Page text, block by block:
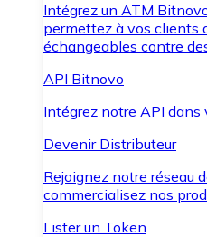
Intégrez un ATM
permettez à vos clients
échangeables contre
API Bitnovo
Intégrez notre API dans
Devenir Distributeur
Rejoignez notre réseau
commercialisez nos
Lister un Token